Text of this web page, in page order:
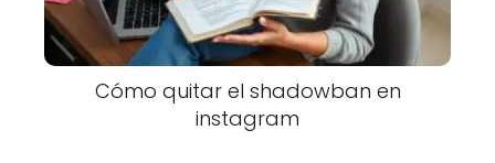
Cómo quitar el shadowban en
instagram